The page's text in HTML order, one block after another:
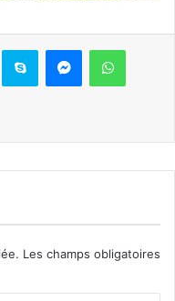
Skype Messenger
Les champs obligatoires